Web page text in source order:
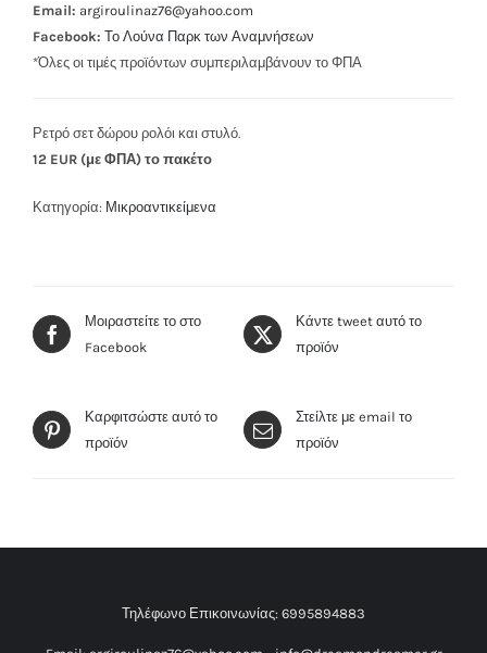
Email: argiroulinaz76@yahoo.com
Facebook: Το Λούνα Παρκ των Αναμνήσεων
*Όλες οι τιμές προϊόντων συμπεριλαμβάνουν το ΦΠΑ
Ρετρό σετ δώρου ρολόι και στυλό.
12 EUR (με ΦΠΑ) το πακέτο
Κατηγορία: Μικροαντικείμενα
Μοιραστείτε το στο
Facebook
Κάντε tweet αυτό το
προϊόν
Καρφιτσώστε αυτό το
προϊόν
Στείλτε με email το
προϊόν
Τηλέφωνο Επικοινωνίας: 6995894883